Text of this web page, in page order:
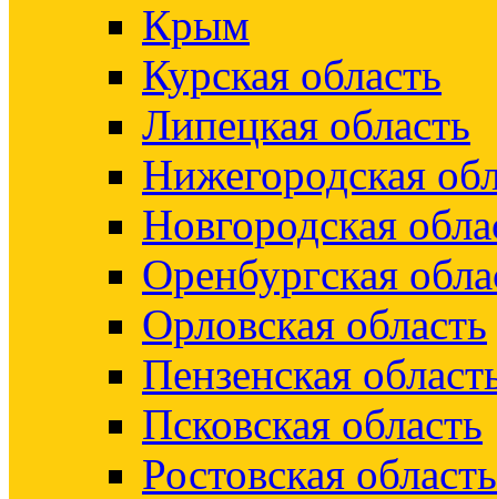
Крым
Курская область
Липецкая область
Нижегородская
Новгородская
Оренбургская
Орловская область
Пензенская
Псковская область
Ростовская область